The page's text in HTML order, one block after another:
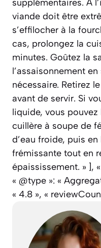
supplémentaires. À
viande doit être
s’effilocher à la
cas, prolongez la
minutes. Goûtez la
l’assaisonnement
nécessaire. Retirez
avant de servir. Si
liquide, vous
cuillère à soupe de
d’eau froide, puis
frémissante tout en
épaississement. » ],
« @type »: «
« 4.8 », «